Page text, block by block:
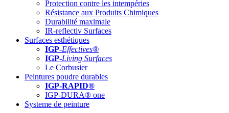
Protection contre les intempéries
Résistance aux Produits Chimiques
Durabilité maximale
IR-reflectiv Surfaces
Surfaces esthétiques
IGP-Effectives®
IGP-Living Surfaces
Le Corbusier
Peintures poudre durables
IGP-RAPID®
IGP-DURA® one
Systeme de peinture